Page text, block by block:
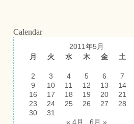
Calendar
2011年5月
月
火 水 木 金 土
2
3 4 5 6 7
9
10 11 12 13 14
16
17 18 19 20 21
23
24 25 26 27 28
30
31
« 4月
6月 »